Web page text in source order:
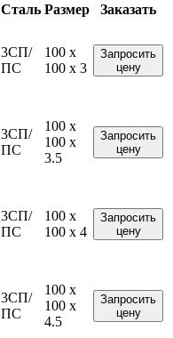
Сталь Размер
Заказать
3СП/
ПС
100 x
100 x 3
Запросить
цену
3СП/
ПС
100 x
100 x
3.5
Запросить
цену
3СП/
ПС
100 x
100 x 4
Запросить
цену
3СП/
ПС
100 x
100 x
4.5
Запросить
цену